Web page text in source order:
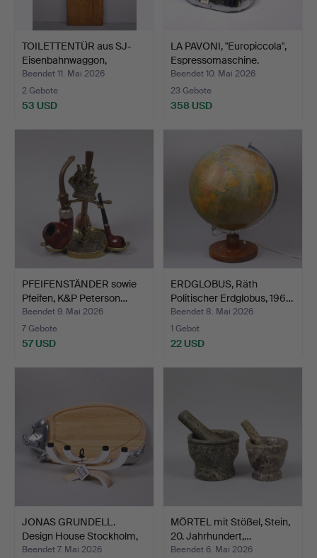
TOILETTENTÜR aus SJ-
Eisenbahnwaggon,
Mahag…
Beendet 11. Mai 2026
2 Gebote
53 USD
LA PAVONI, "Europiccola",
Espressomaschine.
Beendet 10. Mai 2026
23 Gebote
358 USD
PFEIFENSTÄNDER sowie
Pfeifen, K&P Peterson…
Beendet 9. Mai 2026
7 Gebote
57 USD
ERDGLOBUS, Räth
Politischer Erdglobus, 196…
Beendet 8. Mai 2026
1 Gebot
22 USD
JONAS GRUNDELL.
Design House Stockholm,
"N…
Beendet 7. Mai 2026
MÖRTEL mit Stößel, Stein,
20. Jahrhundert,…
Beendet 6. Mai 2026